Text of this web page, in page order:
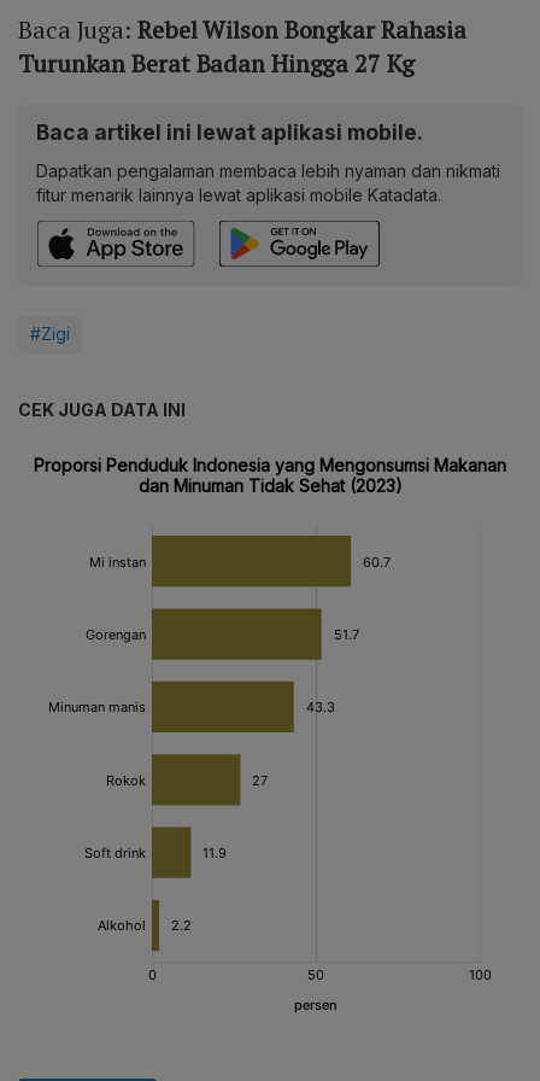
Baca Juga: Rebel Wilson Bongkar Rahasia
Turunkan Berat Badan Hingga 27 Kg
Baca artikel ini lewat aplikasi mobile.
Dapatkan pengalaman membaca lebih nyaman dan nikmati
fitur menarik lainnya lewat aplikasi mobile Katadata.
#Zigi
CEK JUGA DATA INI